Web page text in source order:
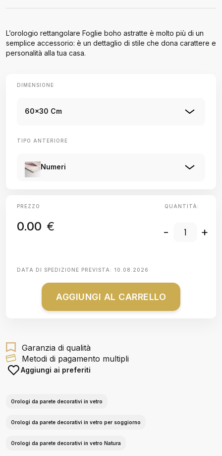
L’orologio rettangolare Foglie boho astratte è molto più di un
semplice accessorio: è un dettaglio di stile che dona carattere e
personalità alla tua casa.
DIMENSIONE
60x30 Cm
TIPO ANTERIORE
Numeri
PREZZO
0.00 €
QUANTITÀ:
- +
DATA DI SPEDIZIONE PREVISTA: 10.08.2026
AGGIUNGI AL CARRELLO
Garanzia di qualità
Metodi di pagamento multipli
Aggiungi ai preferiti
Orologi da parete decorativi in vetro
Orologi da parete decorativi in vetro per soggiorno
Orologi da parete decorativi in vetro Natura